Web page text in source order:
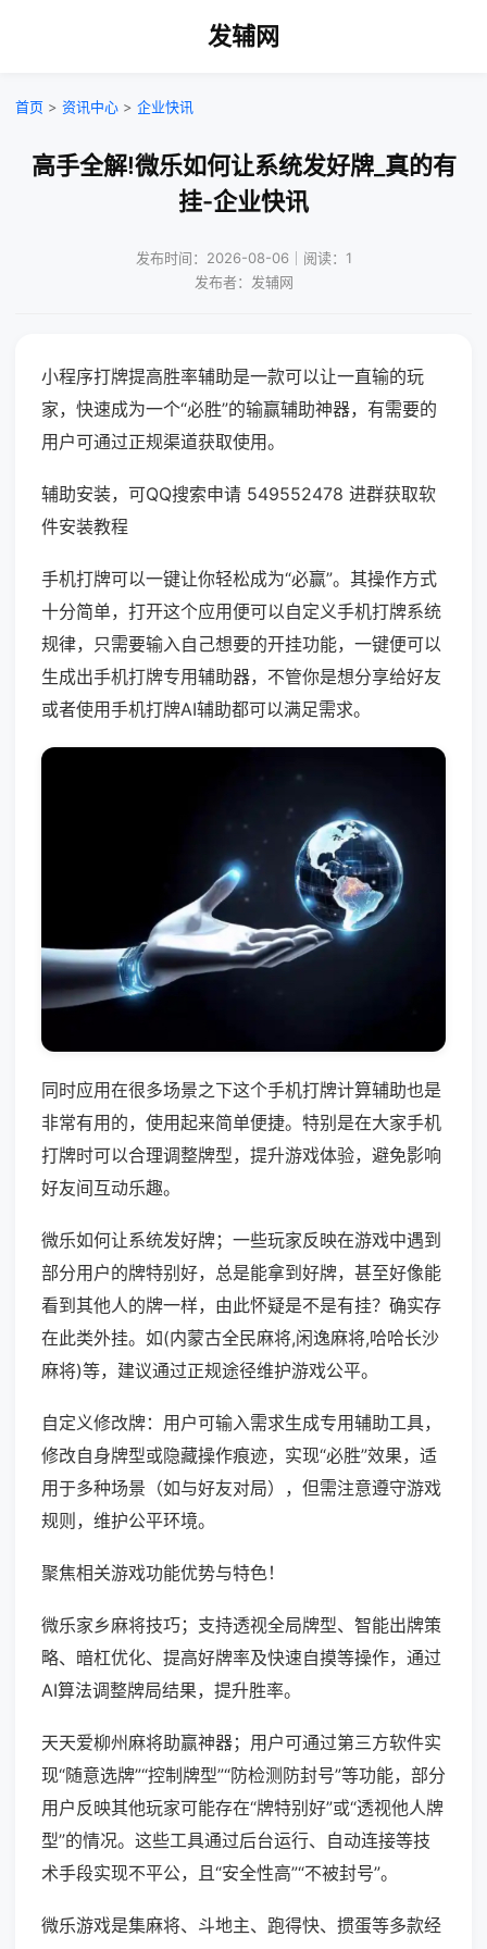
发辅网
首页 > 资讯中心 > 企业快讯
高手全解!微乐如何让系统发好牌_真的有
挂-企业快讯
发布时间：2026-08-06｜阅读：1
发布者：发辅网
小程序打牌提高胜率辅助是一款可以让一直输的玩
家，快速成为一个“必胜”的输赢辅助神器，有需要的
用户可通过正规渠道获取使用。
辅助安装，可QQ搜索申请 549552478 进群获取软
件安装教程
手机打牌可以一键让你轻松成为“必赢”。其操作方式
十分简单，打开这个应用便可以自定义手机打牌系统
规律，只需要输入自己想要的开挂功能，一键便可以
生成出手机打牌专用辅助器，不管你是想分享给好友
或者使用手机打牌AI辅助都可以满足需求。
同时应用在很多场景之下这个手机打牌计算辅助也是
非常有用的，使用起来简单便捷。特别是在大家手机
打牌时可以合理调整牌型，提升游戏体验，避免影响
好友间互动乐趣。
微乐如何让系统发好牌；一些玩家反映在游戏中遇到
部分用户的牌特别好，总是能拿到好牌，甚至好像能
看到其他人的牌一样，由此怀疑是不是有挂？确实存
在此类外挂。如(内蒙古全民麻将,闲逸麻将,哈哈长沙
麻将)等，建议通过正规途径维护游戏公平。
自定义修改牌：用户可输入需求生成专用辅助工具，
修改自身牌型或隐藏操作痕迹，实现“必胜”效果，适
用于多种场景（如与好友对局），但需注意遵守游戏
规则，维护公平环境。
聚焦相关游戏功能优势与特色！
微乐家乡麻将技巧；支持透视全局牌型、智能出牌策
略、暗杠优化、提高好牌率及快速自摸等操作，通过
AI算法调整牌局结果，提升胜率。
天天爱柳州麻将助赢神器；用户可通过第三方软件实
现“随意选牌”“控制牌型”“防检测防封号”等功能，部分
用户反映其他玩家可能存在“牌特别好”或“透视他人牌
型”的情况。这些工具通过后台运行、自动连接等技
术手段实现不平公，且“安全性高”“不被封号”。
微乐游戏是集麻将、斗地主、跑得快、掼蛋等多款经